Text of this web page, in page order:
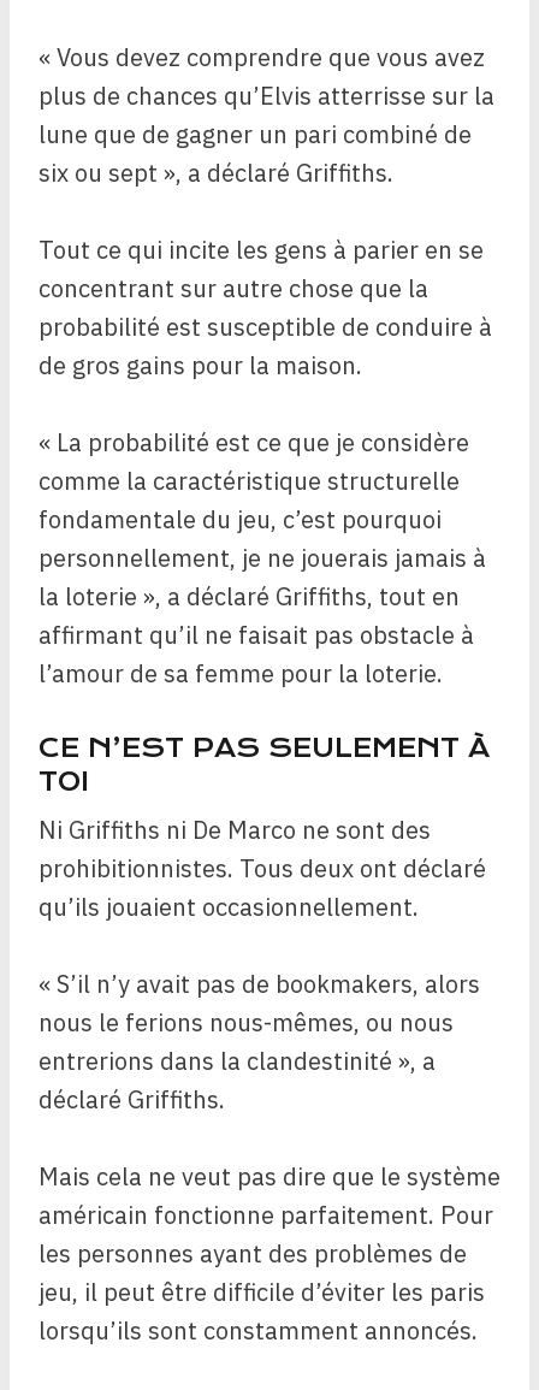
« Vous devez comprendre que vous avez
plus de chances qu’Elvis atterrisse sur la
lune que de gagner un pari combiné de
six ou sept », a déclaré Griffiths.
Tout ce qui incite les gens à parier en se
concentrant sur autre chose que la
probabilité est susceptible de conduire à
de gros gains pour la maison.
« La probabilité est ce que je considère
comme la caractéristique structurelle
fondamentale du jeu, c’est pourquoi
personnellement, je ne jouerais jamais à
la loterie », a déclaré Griffiths, tout en
affirmant qu’il ne faisait pas obstacle à
l’amour de sa femme pour la loterie.
CE N’EST PAS SEULEMENT À
TOI
Ni Griffiths ni De Marco ne sont des
prohibitionnistes. Tous deux ont déclaré
qu’ils jouaient occasionnellement.
« S’il n’y avait pas de bookmakers, alors
nous le ferions nous-mêmes, ou nous
entrerions dans la clandestinité », a
déclaré Griffiths.
Mais cela ne veut pas dire que le système
américain fonctionne parfaitement. Pour
les personnes ayant des problèmes de
jeu, il peut être difficile d’éviter les paris
lorsqu’ils sont constamment annoncés.